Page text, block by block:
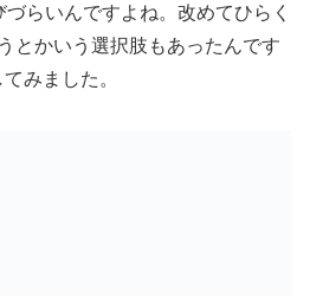
らいんですよね。改めてひらく
とかいう選択肢もあったんです
みました。